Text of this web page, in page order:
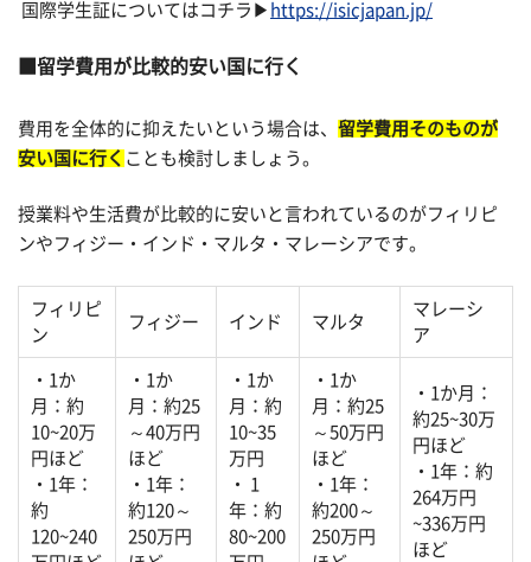
国際学生証についてはコチラ▶ https://isicjapan.jp/
留学費用が比較的安い国に行く
費用を全体的に抑えたいという場合は、 留学費用そのものが
安い国に行く ことも検討しましょう。
授業料や生活費が比較的に安いと言われているのがフィリピ
ンやフィジー・インド・マルタ・マレーシアです。
フィリピ
ン
フィジー インド マルタ
マレーシ
ア
・1か
月：約
10~20万
円ほど
・1年：
約
120~240
・1か
月：約25
～40万円
ほど
・1年：
約120～
250万円
・1か
月：約
10~35
万円
・ 1
年：約
80~200
・1か
月：約25
～50万円
ほど
・1年：
約200～
250万円
・1か月：
約25~30万
円ほど
・1年：約
264万円
~336万円
ほど